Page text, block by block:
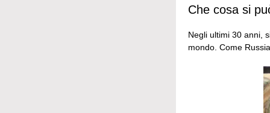
Che cosa si
Negli ultimi 30 anni,
mondo. Come